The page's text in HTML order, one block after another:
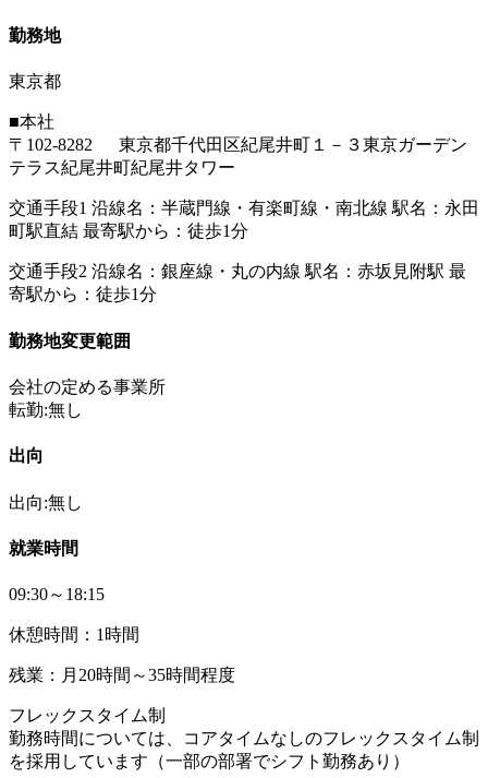
勤務地
東京都
■本社
〒102-8282 東京都千代田区紀尾井町１－３東京ガーデン
テラス紀尾井町紀尾井タワー
交通手段1 沿線名：半蔵門線・有楽町線・南北線 駅名：永田
町駅直結 最寄駅から：徒歩1分
交通手段2 沿線名：銀座線・丸の内線 駅名：赤坂見附駅 最
寄駅から：徒歩1分
勤務地変更範囲
会社の定める事業所
転勤:無し
出向
出向:無し
就業時間
09:30～18:15
休憩時間：1時間
残業：月20時間～35時間程度
フレックスタイム制
勤務時間については、コアタイムなしのフレックスタイム制
を採用しています（一部の部署でシフト勤務あり）